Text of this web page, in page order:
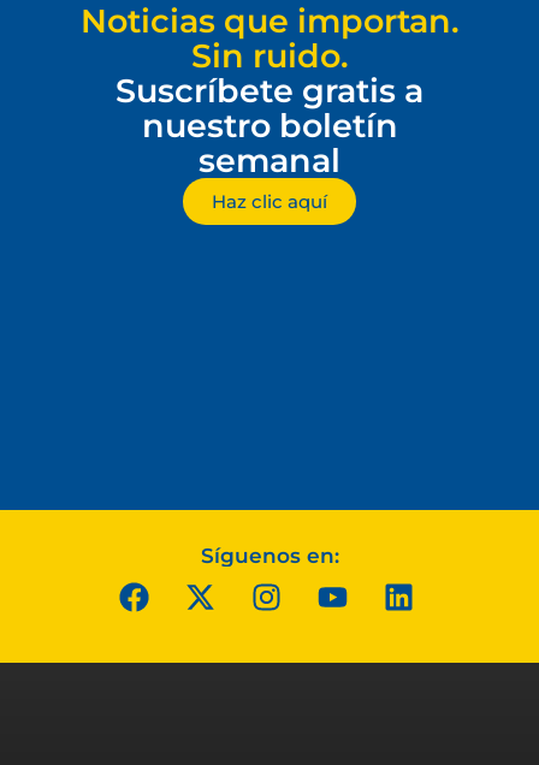
Noticias que importan.
Sin ruido.
Suscríbete gratis a
nuestro boletín
semanal
Haz clic aquí
Síguenos en: